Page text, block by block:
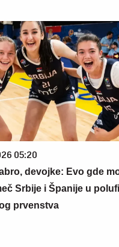
05:20
devojke: Evo gde
Srbije i Španije u
prvenstva